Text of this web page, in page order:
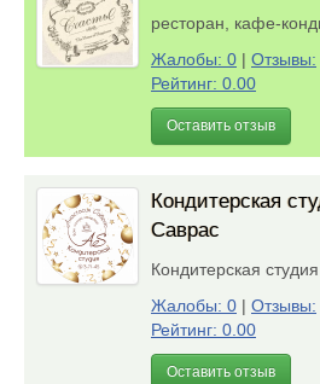
ресторан, кафе-
Жалобы: 0 | Отзывы:
Рейтинг: 0.00
Оставить отзыв
Кондитерская
Саврас
Кондитерская студия
Жалобы: 0 | Отзывы:
Рейтинг: 0.00
Оставить отзыв